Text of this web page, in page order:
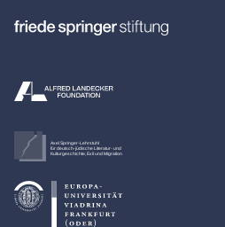
Axel Springer-Lehrstuhl
für deutsch-jüdische Literatur- und
Kulturgeschichte, Exil und Migration